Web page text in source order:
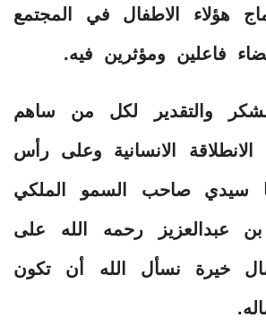
هؤلاء الاطفال في المجتمع
فاعلين ومؤثرين فيه.
والتقدير لكل من ساهم
الانسانية وعلى رأس
سيدي صاحب السمو الملكي
بن عبدالعزيز رحمه الله على
خيرة نسأل الله أن تكون